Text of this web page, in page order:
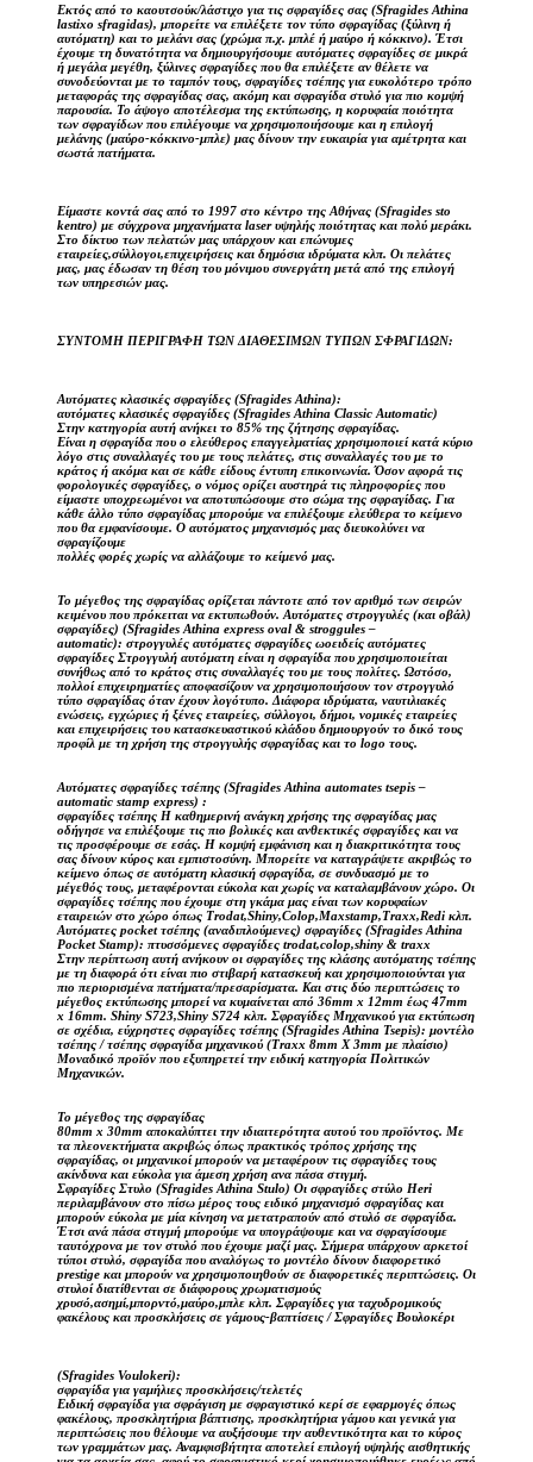
Εκτός από το καουτσούκ/λάστιχο για τις σφραγίδες σας (Sfragides Athina
lastixo sfragidas), μπορείτε να επιλέξετε τον τύπο σφραγίδας (ξύλινη ή
αυτόματη) και το μελάνι σας (χρώμα π.χ. μπλέ ή μαύρο ή κόκκινο). Έτσι
έχουμε τη δυνατότητα να δημιουργήσουμε αυτόματες σφραγίδες σε μικρά
ή μεγάλα μεγέθη, ξύλινες σφραγίδες που θα επιλέξετε αν θέλετε να
συνοδεύονται με το ταμπόν τους, σφραγίδες τσέπης για ευκολότερο τρόπο
μεταφοράς της σφραγίδας σας, ακόμη και σφραγίδα στυλό για πιο κομψή
παρουσία. Το άψογο αποτέλεσμα της εκτύπωσης, η κορυφαία ποιότητα
των σφραγίδων που επιλέγουμε να χρησιμοποιήσουμε και η επιλογή
μελάνης (μαύρο-κόκκινο-μπλε) μας δίνουν την ευκαιρία για αμέτρητα και
σωστά πατήματα.
Είμαστε κοντά σας από το 1997 στο κέντρο της Αθήνας (Sfragides sto
kentro) με σύγχρονα μηχανήματα laser υψηλής ποιότητας και πολύ μεράκι.
Στο δίκτυο των πελατών μας υπάρχουν και επώνυμες
εταιρείες,σύλλογοι,επιχειρήσεις και δημόσια ιδρύματα κλπ. Οι πελάτες
μας, μας έδωσαν τη θέση του μόνιμου συνεργάτη μετά από της επιλογή
των υπηρεσιών μας.
ΣΥΝΤΟΜΗ ΠΕΡΙΓΡΑΦΗ ΤΩΝ ΔΙΑΘΕΣΙΜΩΝ ΤΥΠΩΝ ΣΦΡΑΓΙΔΩΝ:
Αυτόματες κλασικές σφραγίδες (Sfragides Athina):
αυτόματες κλασικές σφραγίδες (Sfragides Athina Classic Automatic)
Στην κατηγορία αυτή ανήκει το 85% της ζήτησης σφραγίδας.
Είναι η σφραγίδα που ο ελεύθερος επαγγελματίας χρησιμοποιεί κατά κύριο
λόγο στις συναλλαγές του με τους πελάτες, στις συναλλαγές του με το
κράτος ή ακόμα και σε κάθε είδους έντυπη επικοινωνία. Όσον αφορά τις
φορολογικές σφραγίδες, ο νόμος ορίζει αυστηρά τις πληροφορίες που
είμαστε υποχρεωμένοι να αποτυπώσουμε στο σώμα της σφραγίδας. Για
κάθε άλλο τύπο σφραγίδας μπορούμε να επιλέξουμε ελεύθερα το κείμενο
που θα εμφανίσουμε. Ο αυτόματος μηχανισμός μας διευκολύνει να
σφραγίζουμε
πολλές φορές χωρίς να αλλάζουμε το κείμενό μας.
Το μέγεθος της σφραγίδας ορίζεται πάντοτε από τον αριθμό των σειρών
κειμένου που πρόκειται να εκτυπωθούν. Αυτόματες στρογγυλές (και οβάλ)
σφραγίδες) (Sfragides Athina express oval & stroggules –
automatic): στρογγυλές αυτόματες σφραγίδες ωοειδείς αυτόματες
σφραγίδες Στρογγυλή αυτόματη είναι η σφραγίδα που χρησιμοποιείται
συνήθως από το κράτος στις συναλλαγές του με τους πολίτες. Ωστόσο,
πολλοί επιχειρηματίες αποφασίζουν να χρησιμοποιήσουν τον στρογγυλό
τύπο σφραγίδας όταν έχουν λογότυπο. Διάφορα ιδρύματα, ναυτιλιακές
ενώσεις, εγχώριες ή ξένες εταιρείες, σύλλογοι, δήμοι, νομικές εταιρείες
και επιχειρήσεις του κατασκευαστικού κλάδου δημιουργούν το δικό τους
προφίλ με τη χρήση της στρογγυλής σφραγίδας και το logo τους.
Αυτόματες σφραγίδες τσέπης (Sfragides Athina automates tsepis –
automatic stamp express) :
σφραγίδες τσέπης Η καθημερινή ανάγκη χρήσης της σφραγίδας μας
οδήγησε να επιλέξουμε τις πιο βολικές και ανθεκτικές σφραγίδες και να
τις προσφέρουμε σε εσάς. Η κομψή εμφάνιση και η διακριτικότητα τους
σας δίνουν κύρος και εμπιστοσύνη. Μπορείτε να καταγράψετε ακριβώς το
κείμενο όπως σε αυτόματη κλασική σφραγίδα, σε συνδυασμό με το
μέγεθός τους, μεταφέρονται εύκολα και χωρίς να καταλαμβάνουν χώρο. Οι
σφραγίδες τσέπης που έχουμε στη γκάμα μας είναι των κορυφαίων
εταιρειών στο χώρο όπως Trodat,Shiny,Colop,Maxstamp,Traxx,Redi κλπ.
Αυτόματες pocket τσέπης (αναδιπλούμενες) σφραγίδες (Sfragides Athina
Pocket Stamp): πτυσσόμενες σφραγίδες trodat,colop,shiny & traxx
Στην περίπτωση αυτή ανήκουν οι σφραγίδες της κλάσης αυτόματης τσέπης
με τη διαφορά ότι είναι πιο στιβαρή κατασκευή και χρησιμοποιούνται για
πιο περιορισμένα πατήματα/πρεσαρίσματα. Και στις δύο περιπτώσεις το
μέγεθος εκτύπωσης μπορεί να κυμαίνεται από 36mm x 12mm έως 47mm
x 16mm. Shiny S723,Shiny S724 κλπ. Σφραγίδες Μηχανικού για εκτύπωση
σε σχέδια, εύχρηστες σφραγίδες τσέπης (Sfragides Athina Tsepis): μοντέλο
τσέπης / τσέπης σφραγίδα μηχανικού (Traxx 8mm X 3mm με πλαίσιο)
Μοναδικό προϊόν που εξυπηρετεί την ειδική κατηγορία Πολιτικών
Μηχανικών.
Το μέγεθος της σφραγίδας
80mm x 30mm αποκαλύπτει την ιδιαιτερότητα αυτού του προϊόντος. Με
τα πλεονεκτήματα ακριβώς όπως πρακτικός τρόπος χρήσης της
σφραγίδας, οι μηχανικοί μπορούν να μεταφέρουν τις σφραγίδες τους
ακίνδυνα και εύκολα για άμεση χρήση ανα πάσα στιγμή.
Σφραγίδες Στυλο (Sfragides Athina Stulo) Οι σφραγίδες στύλο Heri
περιλαμβάνουν στο πίσω μέρος τους ειδικό μηχανισμό σφραγίδας και
μπορούν εύκολα με μία κίνηση να μετατραπούν από στυλό σε σφραγίδα.
Έτσι ανά πάσα στιγμή μπορούμε να υπογράψουμε και να σφραγίσουμε
ταυτόχρονα με τον στυλό που έχουμε μαζί μας. Σήμερα υπάρχουν αρκετοί
τύποι στυλό, σφραγίδα που αναλόγως το μοντέλο δίνουν διαφορετικό
prestige και μπορούν να χρησιμοποιηθούν σε διαφορετικές περιπτώσεις. Οι
στυλοί διατίθενται σε διάφορους χρωματισμούς
χρυσό,ασημί,μπορντό,μαύρο,μπλε κλπ. Σφραγίδες για ταχυδρομικούς
φακέλους και προσκλήσεις σε γάμους-βαπτίσεις / Σφραγίδες Βουλοκέρι
(Sfragides Voulokeri):
σφραγίδα για γαμήλιες προσκλήσεις/τελετές
Ειδική σφραγίδα για σφράγιση με σφραγιστικό κερί σε εφαρμογές όπως
φακέλους, προσκλητήρια βάπτισης, προσκλητήρια γάμου και γενικά για
περιπτώσεις που θέλουμε να αυξήσουμε την αυθεντικότητα και το κύρος
των γραμμάτων μας. Αναμφισβήτητα αποτελεί επιλογή υψηλής αισθητικής